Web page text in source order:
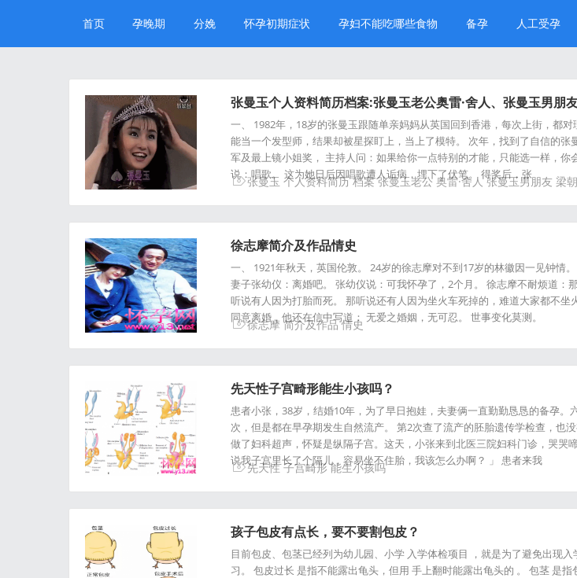
首页 孕晚期 分娩 怀孕初期症状 孕妇不能吃哪些食物 备孕 人工受孕
张曼玉个人资料简历档案:张曼玉老公奥雷·舍人、张曼玉男朋
一、 1982年，18岁的张曼玉跟随单亲妈妈从英国回到香港，每次上街，都
能当一个发型师，结果却被星探盯上，当上了模特。 次年，找到了自信的张
军及最上镜小姐奖， 主持人问：如果给你一点特别的才能，只能选一样，你
说：唱歌。 这为她日后因唱歌遭人诟病，埋下了伏笔。 得奖后，张
张曼玉 个人资料简历 档案 张曼玉老公 奥雷·舍人 张曼玉男朋友 梁
徐志摩简介及作品情史
一、 1921年秋天，英国伦敦。 24岁的徐志摩对不到17岁的林徽因一见钟情
妻子张幼仪：离婚吧。 张幼仪说：可我怀孕了，2个月。 徐志摩不耐烦道：
听说有人因为打胎而死。 那听说还有人因为坐火车死掉的，难道大家都不坐
同意离婚，他还在信中写道： 无爱之婚姻，无可忍。 世事变化莫测。
徐志摩 简介及作品 情史
先天性子宫畸形能生小孩吗？
患者小张，38岁，结婚10年，为了早日抱娃，夫妻俩一直勤勤恳恳的备孕。
次，但是都在早孕期发生自然流产。 第2次查了流产的胚胎遗传学检查，也
做了妇科超声，怀疑是纵隔子宫。这天，小张来到北医三院妇科门诊，哭哭
说我子宫里长了个隔儿，容易坐不住胎，我该怎么办啊？ 」 患者来我
先天性 子宫畸形 能生小孩吗
孩子包皮有点长，要不要割包皮？
目前包皮、包茎已经列为幼儿园、小学 入学体检项目 ，就是为了避免出现
习。 包皮过长 是指不能露出龟头，但用 手上翻时能露出龟头的 。 包茎 是